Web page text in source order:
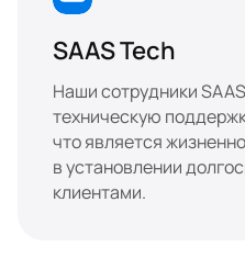
SAAS Tech
Наши сотрудники
техническую
что является
в установлении
клиентами.